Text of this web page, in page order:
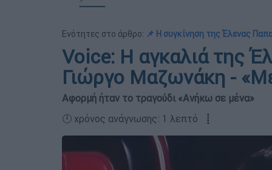
Ενότητες στο άρθρο: 📌 Η συγκίνηση της Έλενας
Voice: Η αγκαλιά της
Γιώργο Μαζωνάκη -
Αφορμή ήταν το τραγούδι «Ανήκω σε μένα»
🕛 χρόνος ανάγνωσης: 1 λεπτό ┋